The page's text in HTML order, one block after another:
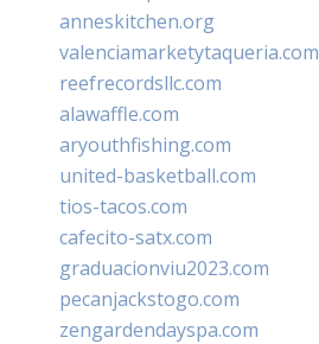
anneskitchen.org
valenciamarketytaqueria.com
reefrecordsllc.com
alawaffle.com
aryouthfishing.com
united-basketball.com
tios-tacos.com
cafecito-satx.com
graduacionviu2023.com
pecanjackstogo.com
zengardendayspa.com